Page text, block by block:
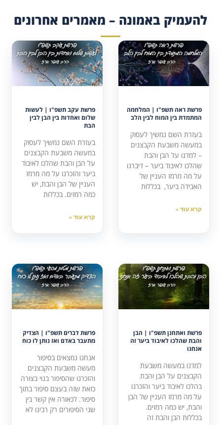
להעמיק באמונה – מאמרים אחרונים
פרשת ראה תשפ"ו | המלחמה
המתמדת בין המוח לבין הלב
בעזרת השם נמשיך לעסוק
במעשה משבעת הקבצנים
– למדנו על הבן והבת
שהלכו לאיבוד ביער – דיברנו
על מה מרמז העניין של
האבידה ביער, בכללות
קרא עוד »
פרשת עקב תשפ"ו | לעשות
שלום ואחדות בין הבן לבין
הבת
בעזרת השם נמשיך לעסוק
במעשה משבעת הקבצנים
על הבן והבת שהלכו לאיבוד
ביער והזכרנו על מה מרמז
העניין של הבן והבת, יש
כמה רמזים. בכללות
קרא עוד »
פרשת ואתחנן תשפ"ו | הבן
והבת שהלכו לאיבוד ביער זה
אנחנו
למדנו במעשה משבעת
הקבצנים על הבן והבת
בהלכו לאיבוד ביער והזכרנו
על מה מרמז העניין של הבן
והבת, יש כמה רמזים.
בכללות הבן והבת זה
פרשת דברים תשפ"ו | הצדיק
מתעבר באדם ואז נותן לו כוח
אנחנו נמצאים בסיפור
מעשה משבעת הקבצנים
והזכרנו שהסיפור בנוי בצורה
כזאת שזה בעצם סיפור בתוך
סיפור. לכאורה אין קשר בין
שני הסיפורים רק רבינו לא